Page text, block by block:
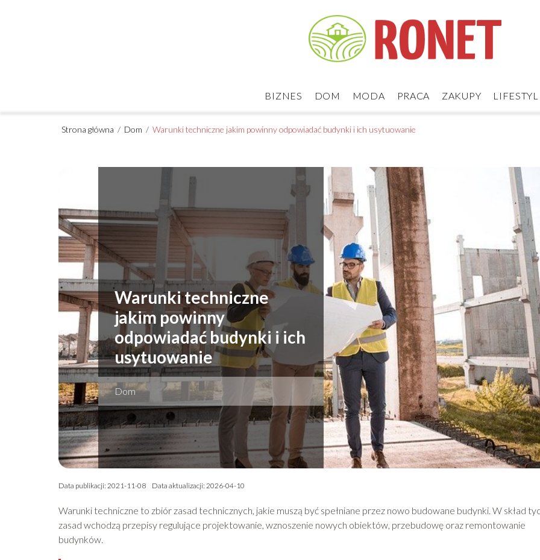
BIZNES DOM MODA PRACA ZAKUPY
Strona główna / Dom / Warunki techniczne jakim powinny odpowiadać budynki i ich usytuowanie
Warunki techniczne
jakim powinny
odpowiadać budynki i ich
usytuowanie
Dom
Data publikacji: 2021-11-08 Data aktualizacji: 2026-04-10
Warunki techniczne to zbiór zasad technicznych, jakie muszą być spełniane przez nowo budowane budynki. W skład
zasad wchodzą przepisy regulujące projektowanie, wznoszenie nowych obiektów, przebudowę oraz remontowanie
budynków.